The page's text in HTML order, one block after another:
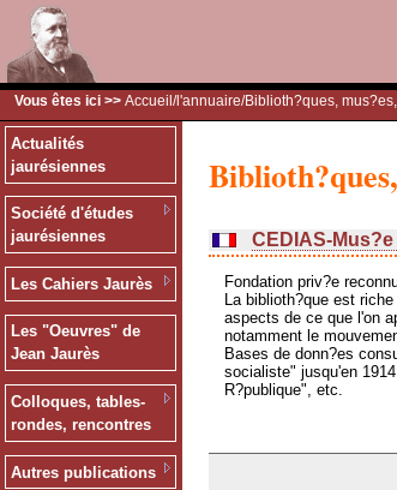
Vous êtes ici >> Accueil /l'annuaire/Biblioth?ques,
Actualités
jaurésiennes
Société d'études
jaurésiennes
Les Cahiers Jaurès
Les "Oeuvres" de
Jean Jaurès
Colloques, tables-
rondes, rencontres
Autres publications
CEDIAS-Mus?e
Fondation priv?e
La biblioth?que est
aspects de ce que l'on
notamment le
Bases de donn?es
socialiste" jusqu'en
R?publique", etc.